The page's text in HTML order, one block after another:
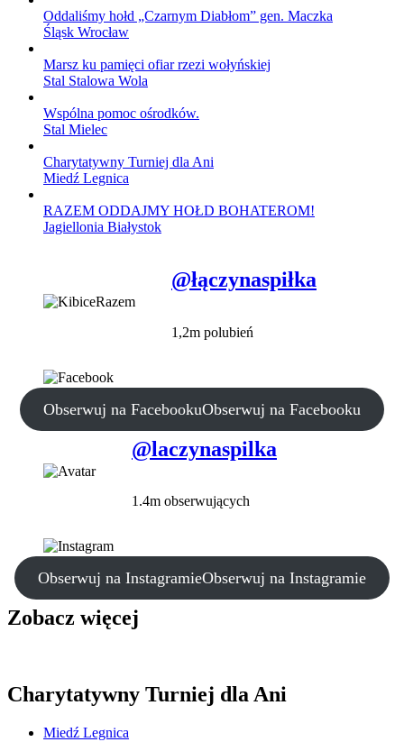
Oddaliśmy hołd „Czarnym Diabłom” gen. Maczka
Śląsk Wrocław
Marsz ku pamięci ofiar rzezi wołyńskiej
Stal Stalowa Wola
Wspólna pomoc ośrodków.
Stal Mielec
Charytatywny Turniej dla Ani
Miedź Legnica
RAZEM ODDAJMY HOŁD BOHATEROM!
Jagiellonia Białystok
@łączynaspiłka
1,2m polubień
Obserwuj na FacebookuObserwuj na Facebooku
@laczynaspilka
1.4m obserwujących
Obserwuj na InstagramieObserwuj na Instagramie
Zobacz więcej
Charytatywny Turniej dla Ani
Miedź Legnica